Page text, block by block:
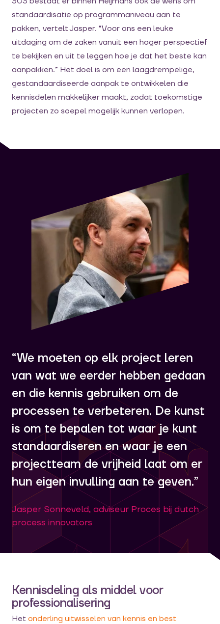
standaardisatie op programmaniveau aan te
pakken, vertelt Jasper. “Voor ons een leuke
uitdaging om de zaken vanuit een hoger perspectief
te bekijken en uit te leggen hoe je dat het beste kan
aanpakken.” Het doel is om een laagdrempelige,
gestandaardiseerde aanpak te ontwikkelen die
kennisdelen makkelijker maakt, zodat toekomstige
projecten zo soepel mogelijk kunnen verlopen.
“We moeten op elk project leren
van wat we eerder hebben gedaan
en die kennis gebruiken om de
processen te verbeteren. De kunst
is om te bepalen tot waar je kunt
standaardiseren en waar je een
projectteam de vrijheid laat om er
hun eigen invulling aan te geven.”
Jasper Sonneveld, adviseur Proces bij dutch
process innovators
Kennisdeling als middel voor
professionalisering
Het onderling uitwisselen van kennis en best